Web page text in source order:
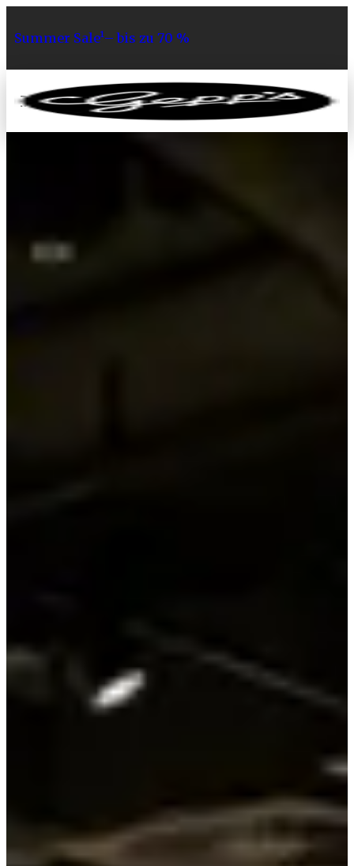
Summer Sale¹– bis zu 70 %
0